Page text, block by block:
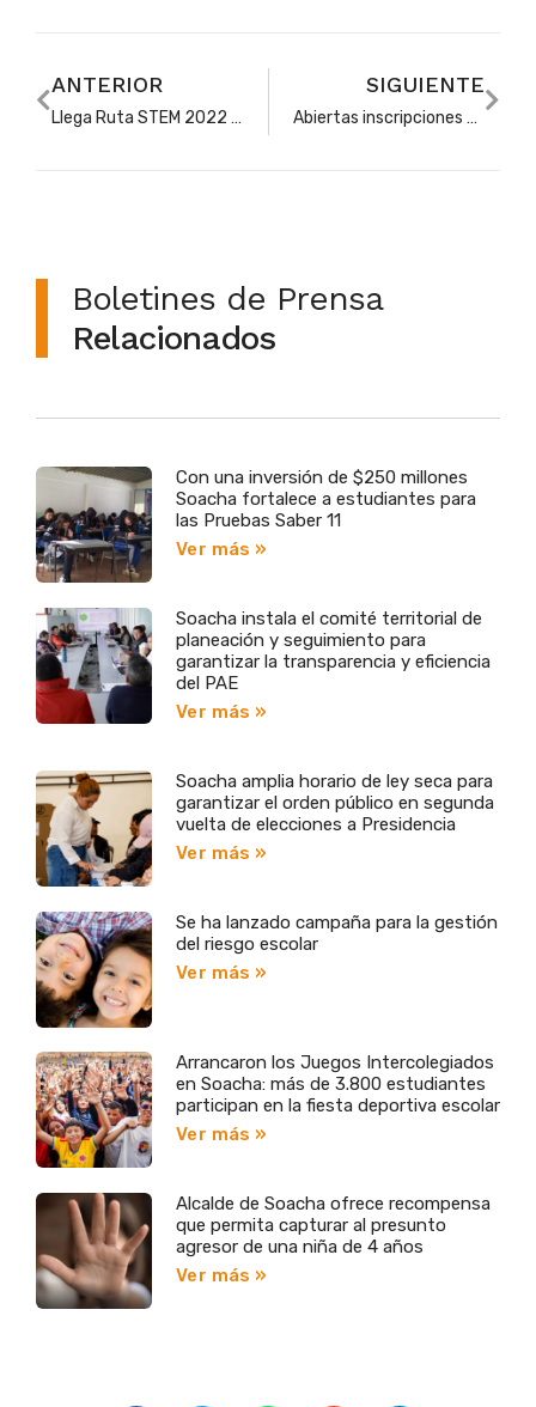
ANTERIOR
Llega Ruta STEM 2022 para fortalecer las capacidades de docentes y estudiantes del país en tecnología, ciencia, ingeniería y matemáticas
SIGUIENTE
Abiertas inscripciones gratuitas para formar en pensamiento computacional a docentes de colegios públicos y privados
Boletines de Prensa
Relacionados
Con una inversión de $250 millones
Soacha fortalece a estudiantes para
las Pruebas Saber 11
Ver más »
Soacha instala el comité territorial de
planeación y seguimiento para
garantizar la transparencia y eficiencia
del PAE
Ver más »
Soacha amplia horario de ley seca para
garantizar el orden público en segunda
vuelta de elecciones a Presidencia
Ver más »
Se ha lanzado campaña para la gestión
del riesgo escolar
Ver más »
Arrancaron los Juegos Intercolegiados
en Soacha: más de 3.800 estudiantes
participan en la fiesta deportiva escolar
Ver más »
Alcalde de Soacha ofrece recompensa
que permita capturar al presunto
agresor de una niña de 4 años
Ver más »